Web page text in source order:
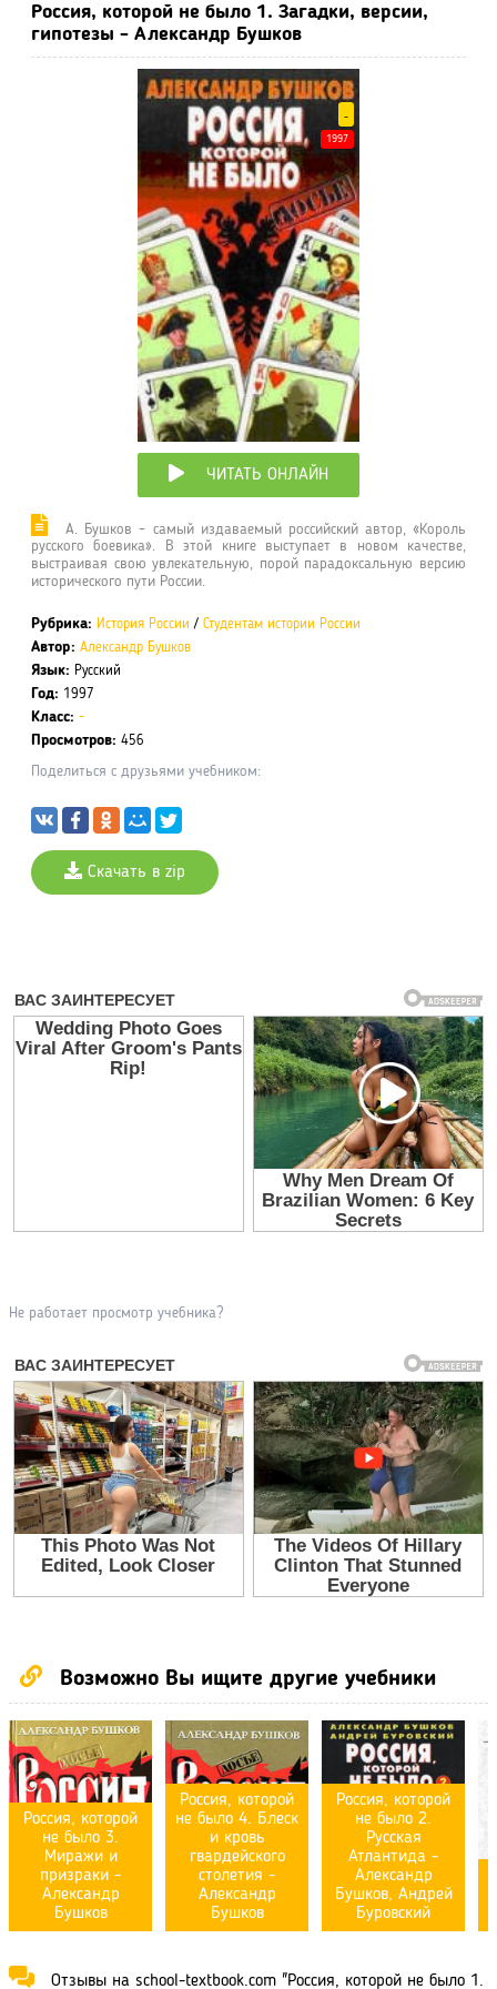
Россия, которой не было 1. Загадки, версии,
гипотезы - Александр Бушков
-
1997
ЧИТАТЬ ОНЛАЙН
А. Бушков – самый издаваемый российский автор, «Король
русского боевика». В этой книге выступает в новом качестве,
выстраивая свою увлекательную, порой парадоксальную версию
исторического пути России.
Рубрика: История России / Студентам истории России
Автор: Александр Бушков
Язык: Русский
Год: 1997
Класс: -
Просмотров: 456
Поделиться с друзьями учебником:
Скачать в zip
Не работает просмотр учебника?
Возможно Вы ищите другие учебники
Россия, которой
не было 3.
Миражи и
призраки -
Александр
Бушков
Россия, которой
не было 4. Блеск
и кровь
гвардейского
столетия -
Александр
Бушков
Россия, которой
не было 2.
Русская
Атлантида -
Александр
Бушков, Андрей
Буровский
Отзывы на school-textbook.com "Россия, которой не было 1.